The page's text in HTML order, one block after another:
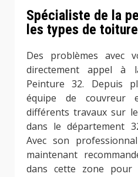
Spécialiste de la
les types de
Des problèmes avec
directement appel à
Peinture 32. Depuis
équipe de couvreur
différents travaux sur
dans le département
Avec son
maintenant
dans cette zone pour